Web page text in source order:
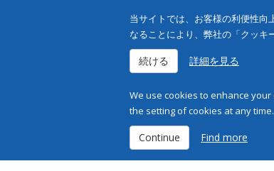
当サイトでは、お客様の利便性
なることにより、弊社の「クッ
続ける 詳細を見る
We use cookies to enhance
the setting of cookies at any time.
Continue Find more